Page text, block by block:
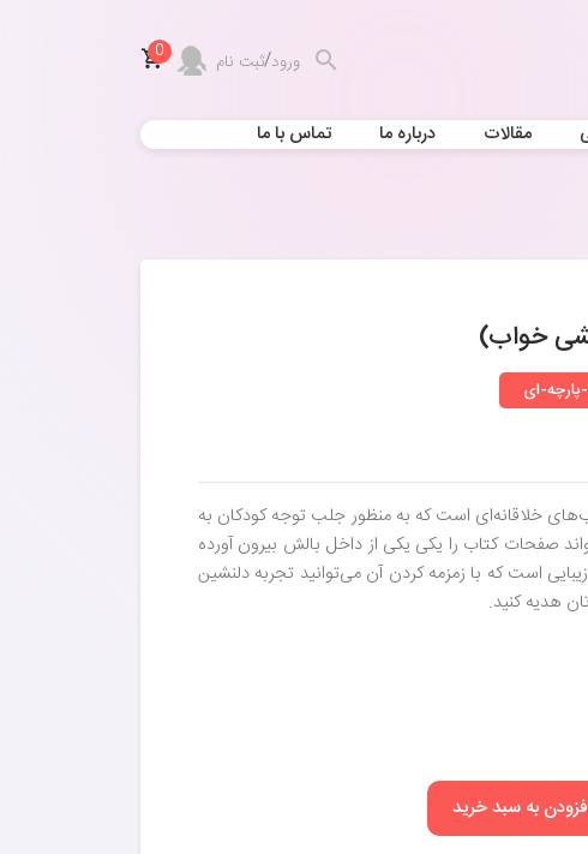
ورود/ثبت نام 0
مقالات درباره ما تماس با ما
خواب)
ای
خلاقانه‌ای است که به منظور جلب توجه کودکان به
صفحات کتاب را یکی یکی از داخل بالش بیرون آورده
است که با زمزمه کردن آن می‌توانید تجربه دلنشین
هدیه کنید.
به سبد خرید